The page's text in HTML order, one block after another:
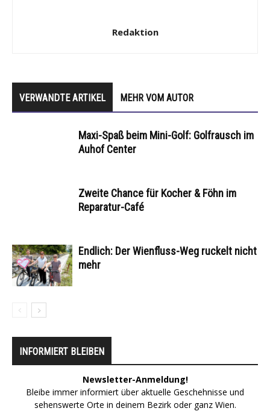
Redaktion
VERWANDTE ARTIKEL MEHR VOM AUTOR
Maxi-Spaß beim Mini-Golf: Golfrausch im
Auhof Center
Zweite Chance für Kocher & Föhn im
Reparatur-Café
Endlich: Der Wienfluss-Weg ruckelt nicht
mehr
INFORMIERT BLEIBEN
Newsletter-Anmeldung!
Bleibe immer informiert über aktuelle Geschehnisse und
sehenswerte Orte in deinem Bezirk oder ganz Wien.